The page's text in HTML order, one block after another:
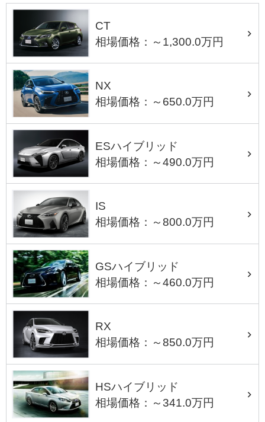
CT
相場価格：～1,300.0万円
NX
相場価格：～650.0万円
ESハイブリッド
相場価格：～490.0万円
IS
相場価格：～800.0万円
GSハイブリッド
相場価格：～460.0万円
RX
相場価格：～850.0万円
HSハイブリッド
相場価格：～341.0万円